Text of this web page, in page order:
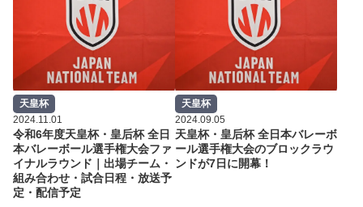
天皇杯
2024.11.01
令和6年度天皇杯・皇后杯 全日
本バレーボール選手権大会ファ
イナルラウンド｜出場チーム・
組み合わせ・試合日程・放送予
定・配信予定
天皇杯
2024.09.05
天皇杯・皇后杯 全日本バレーボ
ール選手権大会のブロックラウ
ンドが7日に開幕！